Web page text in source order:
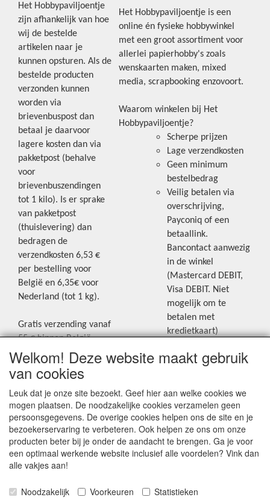
Het Hobbypaviljoentje
zijn afhankelijk van hoe
wij de bestelde
artikelen naar je
kunnen opsturen. Als de
bestelde producten
verzonden kunnen
worden via
brievenbuspost dan
betaal je daarvoor
lagere kosten dan via
pakketpost (behalve
voor
brievenbuszendingen
tot 1 kilo). Is er sprake
van pakketpost
(thuislevering) dan
bedragen de
verzendkosten 6,53 €
per bestelling voor
België en 6,35€ voor
Nederland (tot 1 kg).
Gratis verzending vanaf
55 € binnen België.
Gratis verzending vanaf
65 € naar Nederland.
Levering andere
landen: geen gratis
verzending, portkosten
worden aangerekend.
Zie voor een overzicht
van alle verzendkosten
"Verzendkosten" op de
Het Hobbypaviljoentje is een
online én fysieke hobbywinkel
met een groot assortiment voor
allerlei papierhobby's zoals
wenskaarten maken, mixed
media, scrapbooking enzovoort.
Waarom winkelen bij Het
Hobbypaviljoentje?
Scherpe prijzen
Lage verzendkosten
Geen minimum
bestelbedrag
Veilig betalen via
overschrijving,
Payconiq of een
betaallink.
Bancontact aanwezig
in de winkel
(Mastercard DEBIT,
Visa DEBIT. Niet
mogelijk om te
betalen met
kredietkaart)
Blijf op de hoogte van de laatste
onze Facebookpagina.
Welkom! Deze website maakt gebruik
van cookies
Leuk dat je onze site bezoekt. Geef hier aan welke cookies we
mogen plaatsen. De noodzakelijke cookies verzamelen geen
persoonsgegevens. De overige cookies helpen ons de site en je
bezoekerservaring te verbeteren. Ook helpen ze ons om onze
producten beter bij je onder de aandacht te brengen. Ga je voor
een optimaal werkende website inclusief alle voordelen? Vink dan
alle vakjes aan!
Noodzakelijk Voorkeuren Statistieken